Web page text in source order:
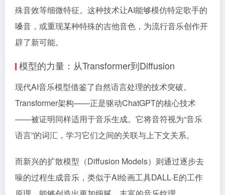
殊音效等细微特征。这种技术让AI能够模仿特定歌手的
嗓音，或重现某种特殊的吉他音色，为流行音乐创作开
辟了新可能。
模型的力量：从Transformer到Diffusion
现代AI音乐模型借鉴了自然语言处理的技术突破。
Transformer架构——正是驱动ChatGPT的核心技术
——被证明同样适用于音乐生成。它将音符视为“音乐
语言”的词汇，学习它们之间的关联与上下文关系。
而新兴的扩散模型（Diffusion Models）则通过逐步去
噪的过程生成音乐，类似于AI绘画工具DALL·E的工作